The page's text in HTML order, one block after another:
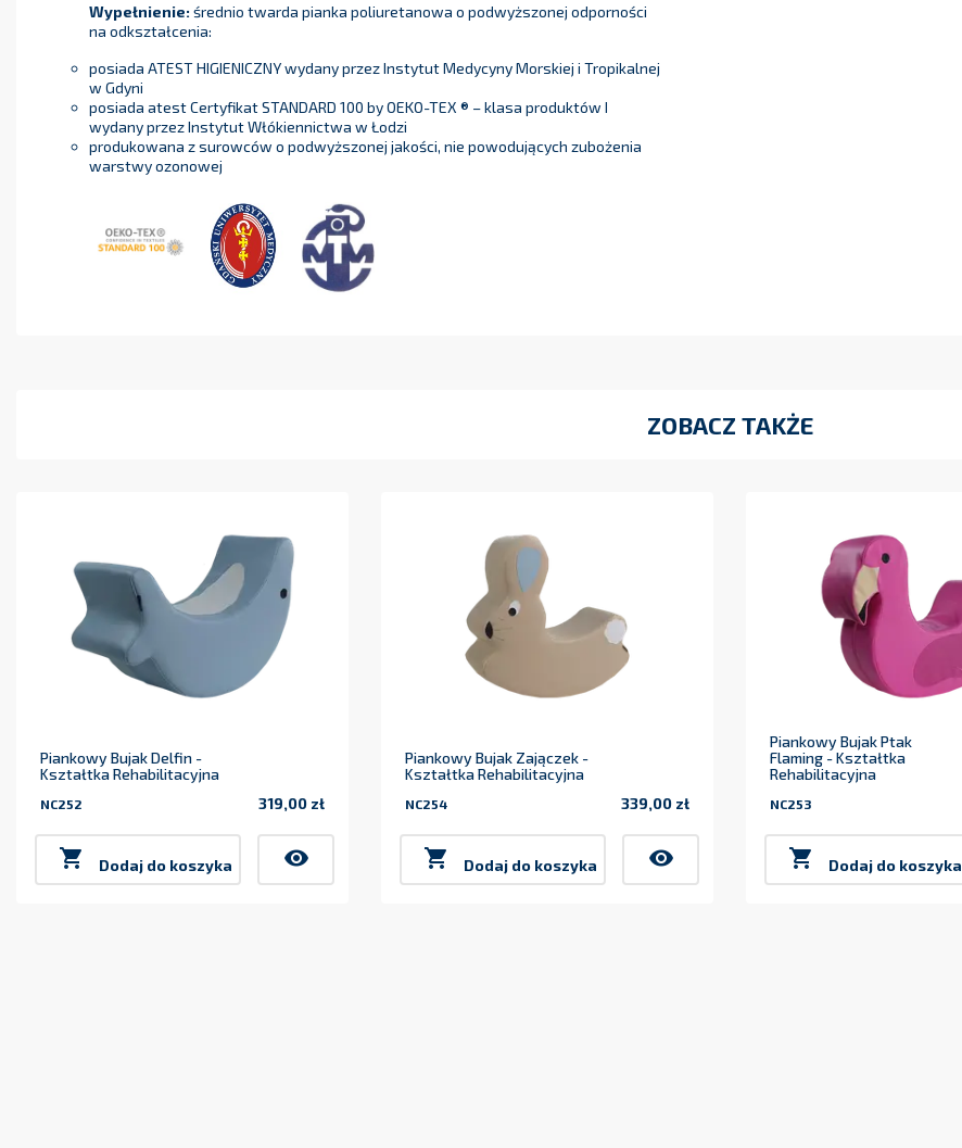
Wypełnienie:średnio twarda pianka poliuretanowa o podwyższonej odporności
na odkształcenia:
posiada ATEST HIGIENICZNY wydany przez Instytut Medycyny Morskiej i Tropikalnej
w Gdyni
posiada atest Certyfikat STANDARD 100 by OEKO-TEX ® – klasa produktów I
wydany przez Instytut Włókiennictwa w Łodzi
produkowana z surowców o podwyższonej jakości, nie powodujących zubożenia
warstwy ozonowej
ZOBACZ TAKŻE
Piankowy Bujak Delfin -
Kształtka Rehabilitacyjna
NC252 319,00 zł
 Dodaj do koszyka visibility
Piankowy Bujak Zajączek -
Kształtka Rehabilitacyjna
NC254 339,00 zł
 Dodaj do koszyka visibility
Piankowy Bujak Ptak
Flaming - Kształtka
Rehabilitacyjna
NC253
 Dodaj do koszyka